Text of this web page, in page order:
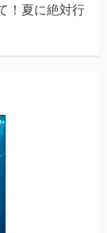
！夏に絶対行